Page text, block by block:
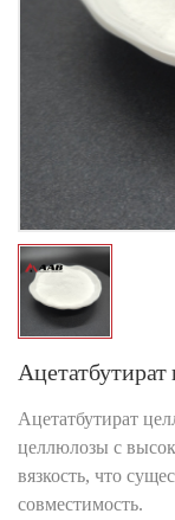
Ацетатбутират
целлюлозы с
вязкость, что
совместимость.